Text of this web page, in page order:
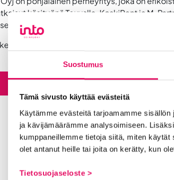
Suostumus
Tämä sivusto käyttää evästeitä
Käytämme evästeitä tarjoamamme
ja kävijämäärämme analysoimiseen.
kumppaneillemme tietoja siitä, miten
olet antanut heille tai joita on kerätty, kun
Tietosuojaseloste >
käsityönä Teuvalla. KoskiRent ja M-
ja valmistamisen asiakkaille.
Lue enemmän, miten myös